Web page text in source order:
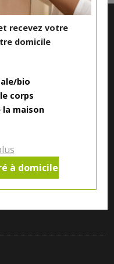
recevez votre
domicile
bio
corps
maison
à domicile
réunit sous son toit les